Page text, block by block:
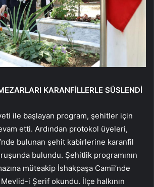
KARANFİLLERLE SÜSLENDİ
ile başlayan program, şehitler için
etti. Ardından protokol üyeleri,
bulunan şehit kabirlerine karanfil
bulundu. Şehitlik programının
müteakip İshakpaşa Camii’nde
i Şerif okundu. İlçe halkının